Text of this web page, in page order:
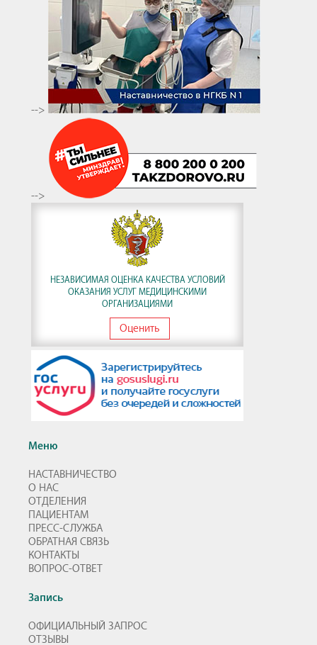
-->
-->
НЕЗАВИСИМАЯ ОЦЕНКА КАЧЕСТВА УСЛОВИЙ
ОКАЗАНИЯ УСЛУГ МЕДИЦИНСКИМИ
ОРГАНИЗАЦИЯМИ
Оценить
Меню
НАСТАВНИЧЕСТВО
О НАС
ОТДЕЛЕНИЯ
ПАЦИЕНТАМ
ПРЕСС-СЛУЖБА
ОБРАТНАЯ СВЯЗЬ
КОНТАКТЫ
ВОПРОС-ОТВЕТ
Запись
ОФИЦИАЛЬНЫЙ ЗАПРОС
ОТЗЫВЫ